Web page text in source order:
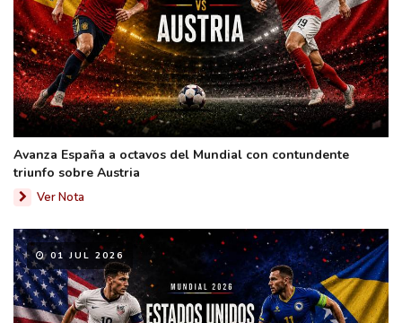
Avanza España a octavos del Mundial con contundente
triunfo sobre Austria
Ver Nota
01 JUL 2026